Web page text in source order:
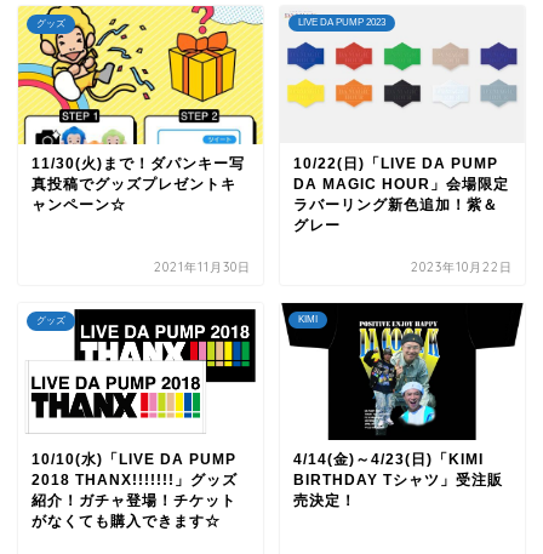
グッズ
11/30(火)まで！ダパンキー写
真投稿でグッズプレゼントキ
ャンペーン☆
2021年11月30日
LIVE DA PUMP 2023
10/22(日)「LIVE DA PUMP
DA MAGIC HOUR」会場限定
ラバーリング新色追加！紫＆
グレー
2023年10月22日
グッズ
10/10(水)「LIVE DA PUMP
2018 THANX!!!!!!!」グッズ
紹介！ガチャ登場！チケット
がなくても購入できます☆
KIMI
4/14(金)～4/23(日)「KIMI
BIRTHDAY Tシャツ」受注販
売決定！